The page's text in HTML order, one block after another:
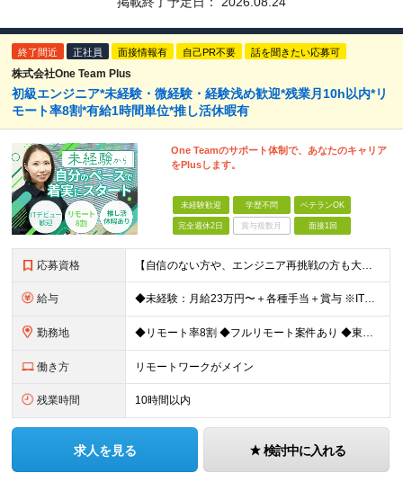
終了間近 正社員 面接情報有 自己PR不要 話を聞きたい応募可
株式会社One Team Plus
初級エンジニア*未経験・微経験・経験浅め歓迎*残業月10h以内*リ
モート率8割*有給1時間単位*推し活休暇有
One Teamのサポート体制で、あなたのキャリア
をPlusします。
未経験歓迎 学歴不問 ベテランOK
完全週休2日 賞与複数月 面接1回
応募資格 【自信のない方や、エンジニア再挑戦の方も大歓迎！】 ◆未経験OK ◆学歴不問 ◆社会人経験がある方 ★求める人物像： ・無理のないペースで末永く活躍したい方 ・周囲と協力しながら素直にコミュニケー
給与 ◆未経験：月給23万円〜＋各種手当＋賞与 ※IT業界経験なし ◆微経験：月給25万円〜＋各種手当＋賞与 ※IT業界経験1年以上を想定 ◆経験者：月給35万円〜70万円＋各種手当＋賞与 ※IT業界経験3
勤務地 ◆リモート率8割 ◆フルリモート案件あり ◆東京都、神奈川県、千葉県、埼玉県の各プロジェクト先 ＊ご自宅からのアクセス・通勤時間を最大限に考慮してアサインします。 ＊現在エンジニアの8割がフルリモー
働き方 リモートワークがメイン
残業時間 10時間以内
求人を見る 検討中に入れる